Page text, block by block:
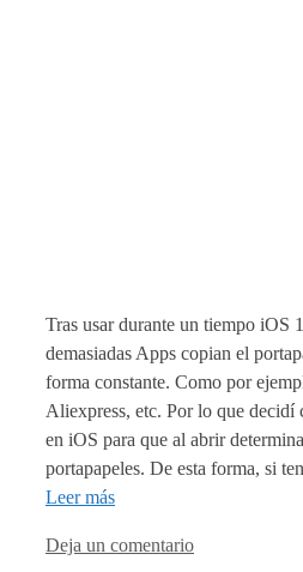
Tras usar durante un tiempo iOS
demasiadas Apps copian el
forma constante. Como por
Aliexpress, etc. Por lo que decidí
en iOS para que al abrir
portapapeles. De esta forma, si
Leer más
Deja un comentario